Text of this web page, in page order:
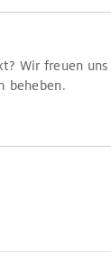
Wir freuen uns
beheben.